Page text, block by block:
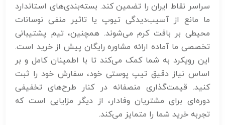
سراسر نقاط ایران را تضمین کند. بسته‌بندی‌های استاندارد
ما مانع از آسیب‌دیدگی تیوپ یا تاثیر منفی نوسانات
محیطی بر بافت کرم می‌شوند. همچنین، تیم پشتیبانی
تخصصی ما آماده ارائه مشاوره رایگان پیش از خرید است.
این رویکرد به شما کمک می‌کند تا با اطمینان کامل و بر
اساس نیاز دقیق تیپ پوستی خود، سفارش خود را ثبت
کنید. قیمت‌گذاری منصفانه در کنار طرح‌های تخفیفی
دوره‌ای برای مشتریان وفادار، از دیگر مزایایی است که
تجربه خرید شما را متمایز می‌کند.